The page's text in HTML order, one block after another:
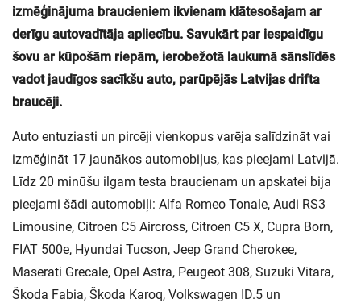
izmēģinājuma braucieniem ikvienam klātesošajam ar
derīgu autovadītāja apliecību. Savukārt par iespaidīgu
šovu ar kūpošām riepām, ierobežotā laukumā sānslīdēs
vadot jaudīgos sacīkšu auto, parūpējās Latvijas drifta
braucēji.
Auto entuziasti un pircēji vienkopus varēja salīdzināt vai
izmēģināt 17 jaunākos automobiļus, kas pieejami Latvijā.
Līdz 20 minūšu ilgam testa braucienam un apskatei bija
pieejami šādi automobiļi: Alfa Romeo Tonale, Audi RS3
Limousine, Citroen C5 Aircross, Citroen C5 X, Cupra Born,
FIAT 500e, Hyundai Tucson, Jeep Grand Cherokee,
Maserati Grecale, Opel Astra, Peugeot 308, Suzuki Vitara,
Škoda Fabia, Škoda Karoq, Volkswagen ID.5 un